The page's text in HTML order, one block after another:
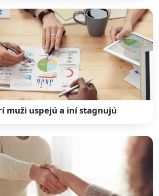
muži uspejú a iní stagnujú